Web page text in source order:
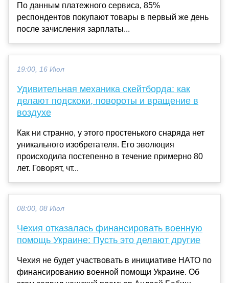
По данным платежного сервиса, 85%
респондентов покупают товары в первый же день
после зачисления зарплаты...
19:00, 16 Июл
Удивительная механика скейтборда: как
делают подскоки, повороты и вращение в
воздухе
Как ни странно, у этого простенького снаряда нет
уникального изобретателя. Его эволюция
происходила постепенно в течение примерно 80
лет. Говорят, чт...
08:00, 08 Июл
Чехия отказалась финансировать военную
помощь Украине: Пусть это делают другие
Чехия не будет участвовать в инициативе НАТО по
финансированию военной помощи Украине. Об